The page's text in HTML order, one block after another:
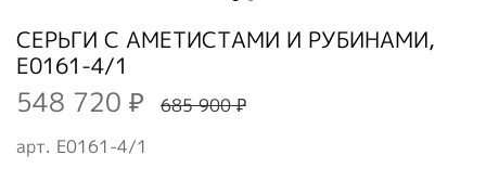
арт. E0161-4/1
СЕРЬГИ С АМЕТИСТАМИ И РУБИНАМИ,
E0161-4/1
548 720 ₽ 685 900 ₽